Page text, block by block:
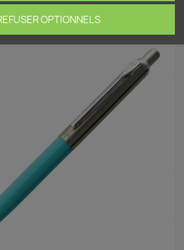
gel bleu NKG-255R-BL
OPTIONNELS